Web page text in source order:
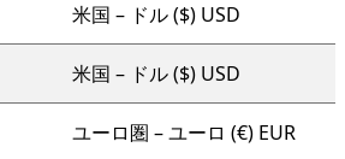
米国 – ドル ($) USD
米国 – ドル ($) USD
ユーロ圏 – ユーロ (€) EUR